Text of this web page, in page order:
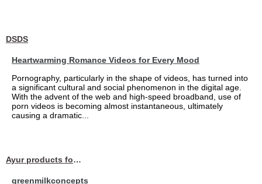
DSDS
Heartwarming Romance Videos for Every Mood
Pornography, particularly in the shape of videos, has turned into
a significant cultural and social phenomenon in the digital age.
With the advent of the web and high-speed broadband, use of
porn videos is becoming almost instantaneous, ultimately
causing a dramatic...
Ayur products for hair
greenmilkconcepts